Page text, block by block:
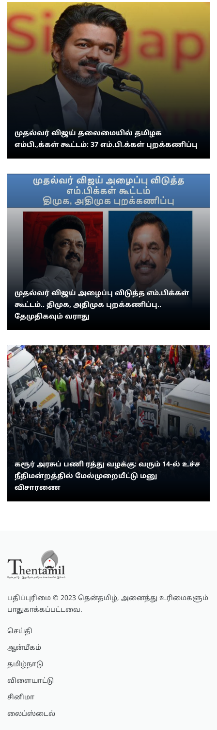
முதல்வர் விஜய் தலைமையில் தமிழக
எம்பி.,க்கள் கூட்டம்: 37 எம்.பி.க்கள் புறக்கணிப்பு
முதல்வர் விஜய் அழைப்பு விடுத்த எம்.பிக்கள்
கூட்டம்.. திமுக, அதிமுக புறக்கணிப்பு..
தேமுதிகவும் வராது
கரூர் அரசுப் பணி ரத்து வழக்கு: வரும் 14-ல் உச்ச
நீதிமன்றத்தில் மேல்முறையீட்டு மனு
விசாரணை
பதிப்புரிமை © 2023 தென்தமிழ், அனைத்து உரிமைகளும்
பாதுகாக்கப்பட்டவை.
செய்தி
ஆன்மீகம்
தமிழ்நாடு
விளையாட்டு
சினிமா
லைப்ஸ்டைல்